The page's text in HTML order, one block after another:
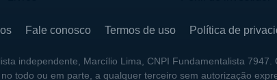
com investigadores e à construção de
em um cenário competitivo no setor
Fale conosco Termos de uso Política de
independente, Marcílio Lima, CNPI Fundamentalista
todo ou em parte, a qualquer terceiro sem autorização